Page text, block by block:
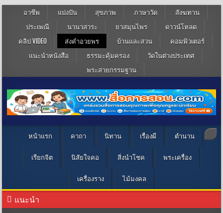
อาชีพ แบ่งปัน สุขภาพ ภาษาวัด
สังฆทาน
ประเพณี
นานาสาระ ยาสมุนไพร
ดาวน์โหลด
คลิป VIDEO
ส่งคำอวยพร บ้านและสวน
คอมพิวเตอร์
แนะนำหนังสือ
ธรรมะคุ้มครอง
วัดในต่างประเทศ
พระสายกรรมฐาน
หน้าแรก คาถา นิทาน เรื่องผี ตำนาน
เรียกจิต นิสัยใจคอ สิ่งนำโชค พระเครื่อง
เครื่องราง ไม้มงคล
แนะนำ